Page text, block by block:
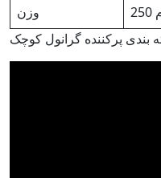
وزن
بندی پرکننده گرانول کوچک